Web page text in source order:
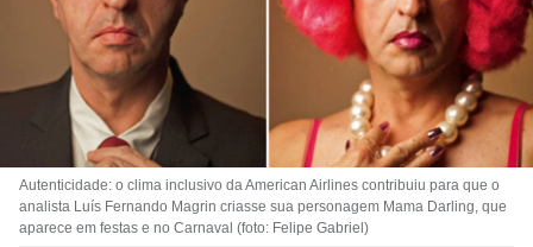
Autenticidade: o clima inclusivo da American Airlines contribuiu para que o
analista Luís Fernando Magrin criasse sua personagem Mama Darling, que
aparece em festas e no Carnaval (foto: Felipe Gabriel)